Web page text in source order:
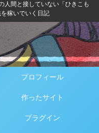
人間と接していない「ひきこも
稼いでいく日記
プロフィール
作ったサイト
プラグイン